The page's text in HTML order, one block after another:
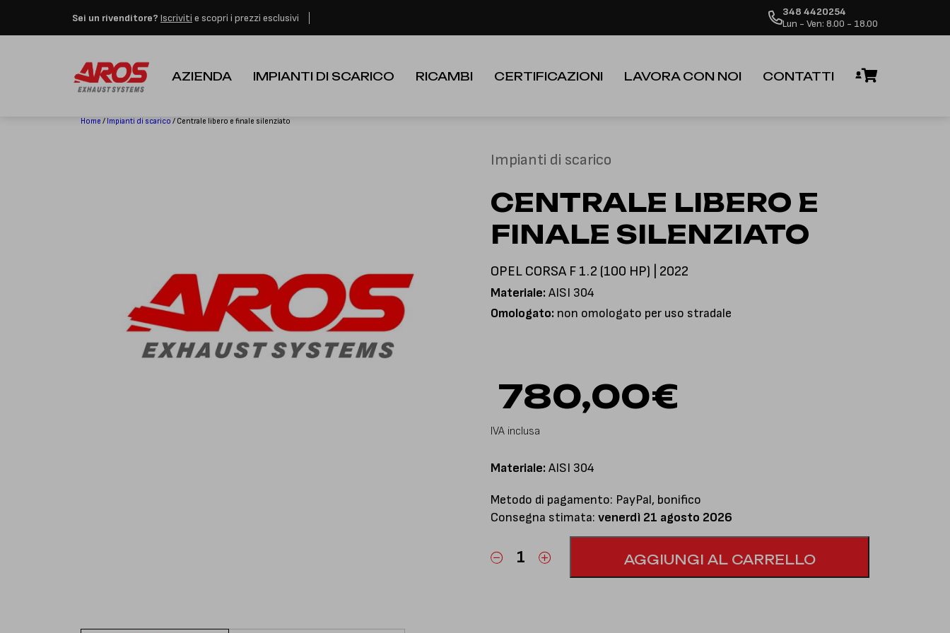
Sei un rivenditore? Iscriviti e scopri i prezzi esclusivi
348 4420254
Lun - Ven: 8.00 - 18.00
AZIENDA IMPIANTI DI SCARICO RICAMBI CERTIFICAZIONI LAVORA CON NOI CONTATTI
Home / Impianti di scarico / Centrale libero e finale silenziato
Impianti di scarico
CENTRALE LIBERO E
FINALE SILENZIATO
OPEL CORSA F 1.2 (100 HP) | 2022
Materiale: AISI 304
Omologato: non omologato per uso stradale
€
780,00
IVA inclusa
Materiale:AISI 304
Metodo di pagamento: PayPal, bonifico
Consegna stimata:venerdì 21 agosto 2026
Centrale
AGGIUNGI AL CARRELLO
Aros rimarrà chiusa per le festività dall'8 al 23 Agosto. I nuovi ordini verranno evasi a partire dalla riapertura.